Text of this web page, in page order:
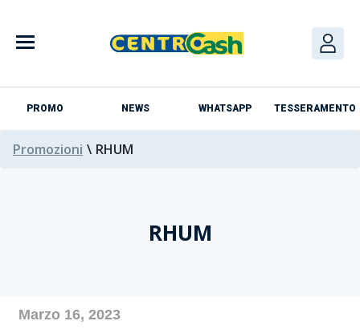
content
PROMO NEWS WHATSAPP TESSERAMENTO
Promozioni \ RHUM
RHUM
Marzo 16, 2023